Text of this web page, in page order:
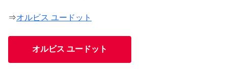
⇒オルビス ユードット
オルビス ユードット